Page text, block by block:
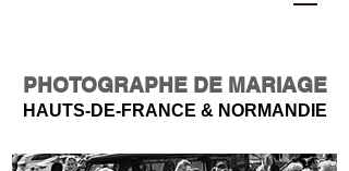
PHOTOGRAPHE DE MARIAGE
HAUTS-DE-FRANCE & NORMANDIE